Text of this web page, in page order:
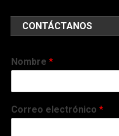
CONTÁCTANOS
Nombre*
Correo electrónico*